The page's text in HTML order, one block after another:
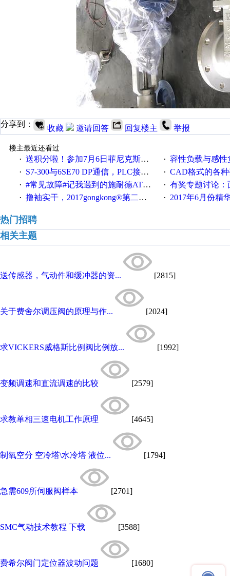
分享到： 收藏 邀请回答 回复楼主 举报
楼主最近还看过
· 送积分啦！参加7月6日菲尼克斯在线研讨会即得 · 容性负载与感性负
· S7-300与6SE70 DP通信，PLC接收到数据不稳定 · CAD格式的各
· #常见故障#记我遇到的施耐德ATV12变频器故障 · 有奖专题讨论：面对低压变
· 撸袖实干，2017gongkong®第二届智造工程师节正式起航！ · 2017年6月份精
热门招聘
相关主题
送传感器，气动件和缓冲器的资... [2815]
关于费舍尔调压阀的原理与作... [2024]
求VICKERS威格斯比例阀比例放... [1992]
变频调速和直流调速的比较 [2579]
求教单相三速电机工作原理 [4645]
制氧空分 空冷塔\水冷塔 液位... [1794]
急需609所伺服阀样本 [2701]
SMC气动技术教程 下载 [3588]
费希尔阀门定位器波动问题 [1680]